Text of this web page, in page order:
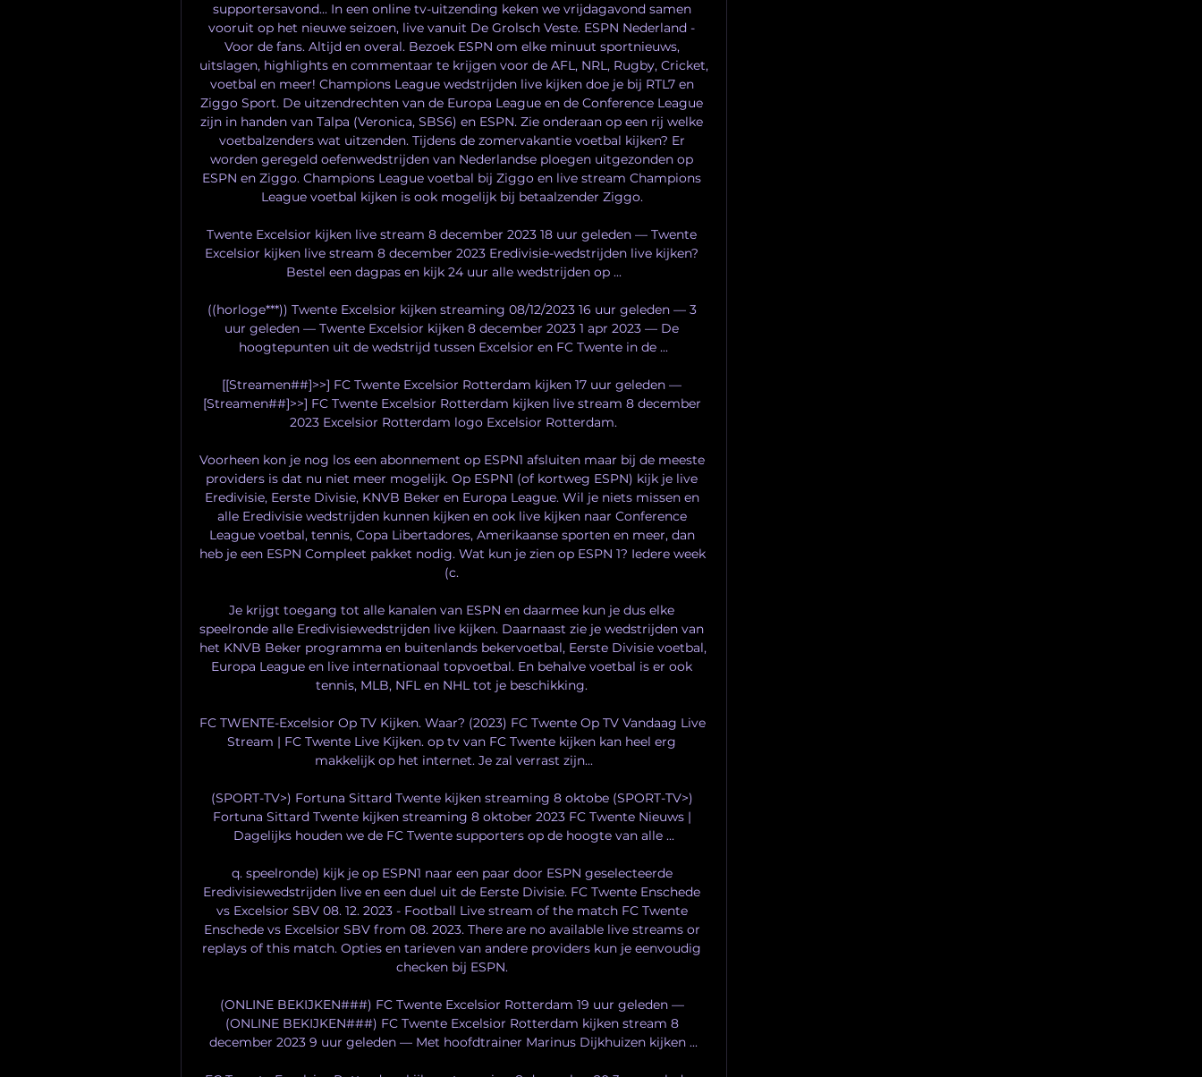
supportersavond... In een online tv-uitzending keken we vrijdagavond samen
vooruit op het nieuwe seizoen, live vanuit De Grolsch Veste. ESPN Nederland -
Voor de fans. Altijd en overal. Bezoek ESPN om elke minuut sportnieuws,
uitslagen, highlights en commentaar te krijgen voor de AFL, NRL, Rugby, Cricket,
voetbal en meer! Champions League wedstrijden live kijken doe je bij RTL7 en
Ziggo Sport. De uitzendrechten van de Europa League en de Conference League
zijn in handen van Talpa (Veronica, SBS6) en ESPN. Zie onderaan op een rij welke
voetbalzenders wat uitzenden. Tijdens de zomervakantie voetbal kijken? Er
worden geregeld oefenwedstrijden van Nederlandse ploegen uitgezonden op
ESPN en Ziggo. Champions League voetbal bij Ziggo en live stream Champions
League voetbal kijken is ook mogelijk bij betaalzender Ziggo.
Twente Excelsior kijken live stream 8 december 2023 18 uur geleden — Twente
Excelsior kijken live stream 8 december 2023 Eredivisie-wedstrijden live kijken?
Bestel een dagpas en kijk 24 uur alle wedstrijden op ...
((horloge***)) Twente Excelsior kijken streaming 08/12/2023 16 uur geleden — 3
uur geleden — Twente Excelsior kijken 8 december 2023 1 apr 2023 — De
hoogtepunten uit de wedstrijd tussen Excelsior en FC Twente in de ...
[[Streamen##]>>] FC Twente Excelsior Rotterdam kijken 17 uur geleden —
[Streamen##]>>] FC Twente Excelsior Rotterdam kijken live stream 8 december
2023 Excelsior Rotterdam logo Excelsior Rotterdam.
Voorheen kon je nog los een abonnement op ESPN1 afsluiten maar bij de meeste
providers is dat nu niet meer mogelijk. Op ESPN1 (of kortweg ESPN) kijk je live
Eredivisie, Eerste Divisie, KNVB Beker en Europa League. Wil je niets missen en
alle Eredivisie wedstrijden kunnen kijken en ook live kijken naar Conference
League voetbal, tennis, Copa Libertadores, Amerikaanse sporten en meer, dan
heb je een ESPN Compleet pakket nodig. Wat kun je zien op ESPN 1? Iedere week
(c.
Je krijgt toegang tot alle kanalen van ESPN en daarmee kun je dus elke
speelronde alle Eredivisiewedstrijden live kijken. Daarnaast zie je wedstrijden van
het KNVB Beker programma en buitenlands bekervoetbal, Eerste Divisie voetbal,
Europa League en live internationaal topvoetbal. En behalve voetbal is er ook
tennis, MLB, NFL en NHL tot je beschikking.
FC TWENTE-Excelsior Op TV Kijken. Waar? (2023) FC Twente Op TV Vandaag Live
Stream | FC Twente Live Kijken. op tv van FC Twente kijken kan heel erg
makkelijk op het internet. Je zal verrast zijn...
(SPORT-TV>) Fortuna Sittard Twente kijken streaming 8 oktobe (SPORT-TV>)
Fortuna Sittard Twente kijken streaming 8 oktober 2023 FC Twente Nieuws |
Dagelijks houden we de FC Twente supporters op de hoogte van alle ...
q. speelronde) kijk je op ESPN1 naar een paar door ESPN geselecteerde
Eredivisiewedstrijden live en een duel uit de Eerste Divisie. FC Twente Enschede
vs Excelsior SBV 08. 12. 2023 - Football Live stream of the match FC Twente
Enschede vs Excelsior SBV from 08. 2023. There are no available live streams or
replays of this match. Opties en tarieven van andere providers kun je eenvoudig
checken bij ESPN.
(ONLINE BEKIJKEN###) FC Twente Excelsior Rotterdam 19 uur geleden —
(ONLINE BEKIJKEN###) FC Twente Excelsior Rotterdam kijken stream 8
december 2023 9 uur geleden — Met hoofdtrainer Marinus Dijkhuizen kijken ...